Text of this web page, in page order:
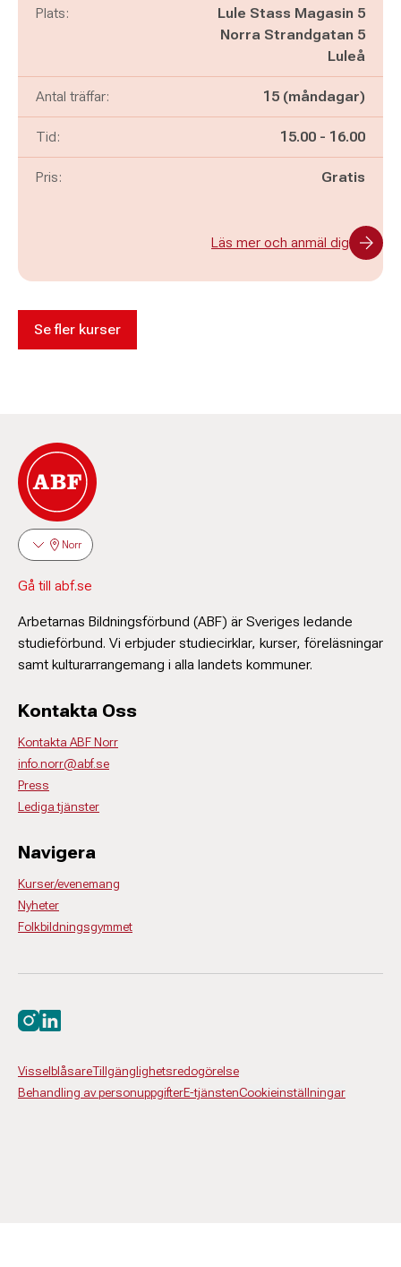
Plats:
Lule Stass Magasin 5
Norra Strandgatan 5
Luleå
Antal träffar: 15 (måndagar)
Tid: Pågår mellan
15.00 - och
16.00
Pris: Gratis
Läs mer och anmäl dig
Se fler kurser
Norr
Gå till abf.se
Arbetarnas Bildningsförbund (ABF) är Sveriges ledande
studieförbund. Vi erbjuder studiecirklar, kurser, föreläsningar
samt kulturarrangemang i alla landets kommuner.
Kontakta Oss
Kontakta ABF Norr
info.norr@abf.se
Press
Lediga tjänster
Navigera
Kurser/evenemang
Nyheter
Folkbildningsgymmet
VisselblåsareTillgänglighetsredogörelse
Behandling av personuppgifterE-tjänstenCookieinställningar
Besök oss på instagram
Besök oss på linkedin